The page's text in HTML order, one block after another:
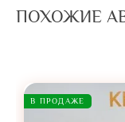
ПОХОЖИЕ
В ПРОДАЖЕ